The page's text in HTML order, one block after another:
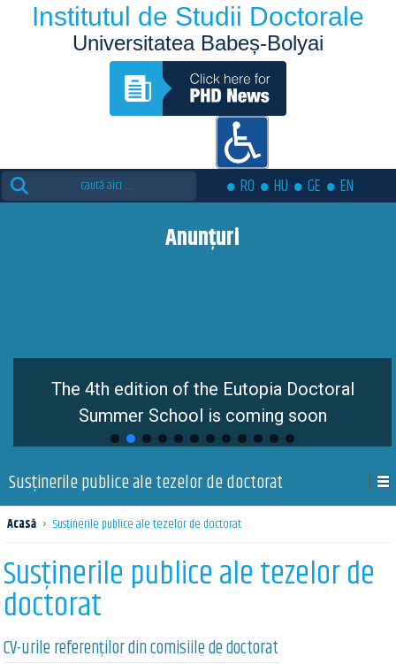
Institutul de Studii Doctorale
Universitatea Babeș-Bolyai
Search
for:
RO HU GE EN
Anunțuri
The 4th edition of the Eutopia Doctoral
Summer School is coming soon
Susţinerile publice ale tezelor de doctorat
Acasă › Susţinerile publice ale tezelor de doctorat
Susţinerile publice ale tezelor de
doctorat
CV-urile referenților din comisiile de doctorat